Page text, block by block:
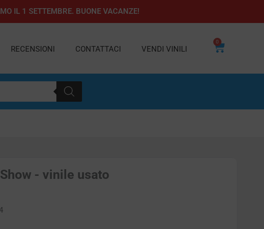
IL 1 SETTEMBRE. BUONE VACANZE!
RECENSIONI CONTATTACI VENDI VINILI
0
Carrello
- vinile usato